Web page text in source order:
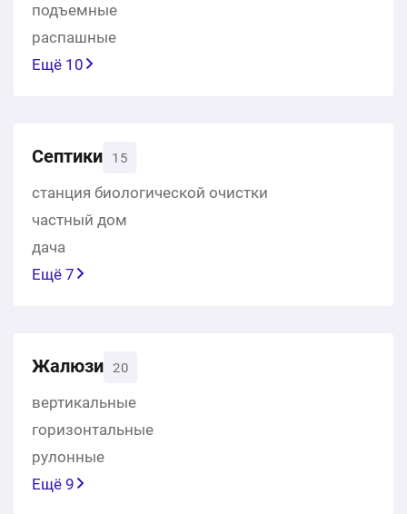
подъемные
распашные
Ещё 10
Септики 15
станция биологической очистки
частный дом
дача
Ещё 7
Жалюзи 20
вертикальные
горизонтальные
рулонные
Ещё 9